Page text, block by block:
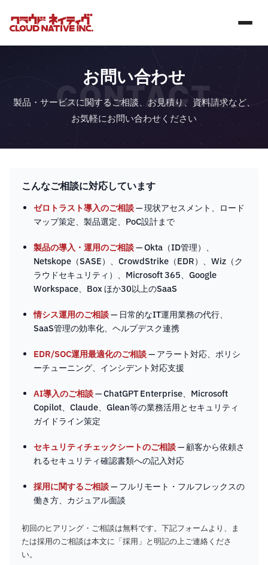
CONTACT
お問い合わせ
製品・サービスに関するご相談、お見積り、資料請求など、
お気軽にお問い合わせください
こんなご相談に対応しています
ゼロトラスト導入のご相談— 現状アセスメント、ロード
マップ策定、製品選定、PoC設計まで
製品の導入・運用のご相談— Okta（ID管理）、
Netskope（SASE）、CrowdStrike（EDR）、Wiz（ク
ラウドセキュリティ）、Microsoft 365、Google
Workspace、Box ほか30以上のSaaS
情シス運用のご相談— 日常的なIT運用業務の代行、
SaaS管理の効率化、ヘルプデスク連携
EDR/SOC運用最適化のご相談— アラート対応、ポリシ
ーチューニング、インシデント対応支援
AI導入のご相談— ChatGPT Enterprise、Microsoft
Copilot、Claude、Glean等の業務活用とセキュリティ
ガイドライン策定
セキュリティチェックシートのご相談— 顧客から依頼さ
れるセキュリティ確認書類への記入対応
採用に関するご相談— フルリモート・フルフレックスの
働き方、カジュアル面談
初回のヒアリング・ご相談は無料です。下記フォームより、ま
たは採用のご相談は本文に「採用」と明記の上ご連絡くださ
い。